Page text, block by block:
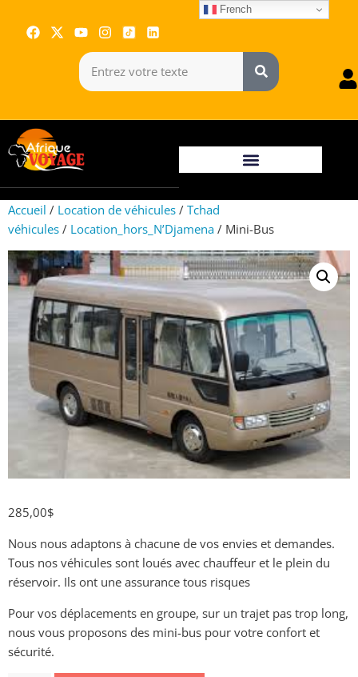
Accueil / Location de véhicules / Tchad
véhicules / Location_hors_N’Djamena / Mini-Bus
285,00$
Nous nous adaptons à chacune de vos envies et demandes.
Tous nos véhicules sont loués avec chauffeur et le plein du
réservoir. Ils ont une assurance tous risques
Pour vos déplacements en groupe, sur un trajet pas trop long,
nous vous proposons des mini-bus pour votre confort et
sécurité.
French